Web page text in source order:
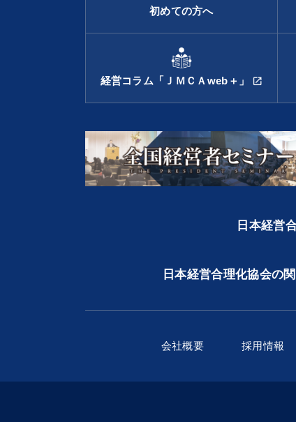
初めての方へ
経営コラム「ＪＭＣＡweb＋」 open_in_new
日本経営
日本経営合理化協会の
会社概要 採用情報